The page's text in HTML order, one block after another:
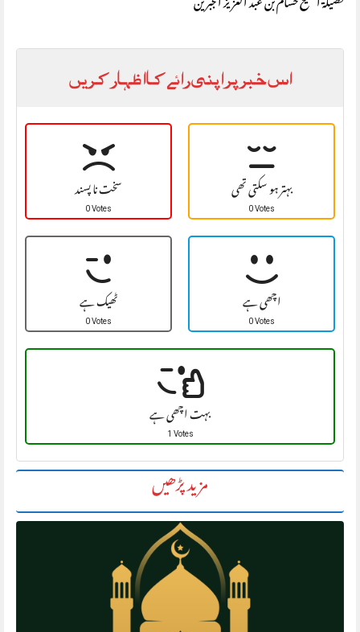
اس خبر پر اپنی رائے کا اظہار کریں
سخت نا پسند
0 Votes بہتر ہو سکتی تھی
0 Votes
ٹھیک ہے
0 Votes اچھی ہے
0 Votes
بہت اچھی ہے
1 Votes
مزید پڑھیں